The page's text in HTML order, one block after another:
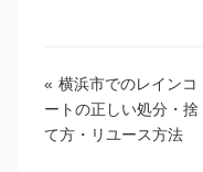
« 横浜市でのレインコ
ートの正しい処分・捨
て方・リユース方法